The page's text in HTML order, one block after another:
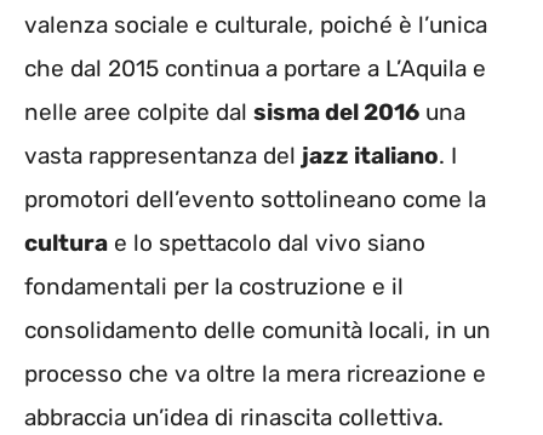
valenza sociale e culturale, poiché è l’unica
che dal 2015 continua a portare a L’Aquila e
nelle aree colpite dal sisma del 2016 una
vasta rappresentanza del jazz italiano. I
promotori dell’evento sottolineano come la
cultura e lo spettacolo dal vivo siano
fondamentali per la costruzione e il
consolidamento delle comunità locali, in un
processo che va oltre la mera ricreazione e
abbraccia un’idea di rinascita collettiva.